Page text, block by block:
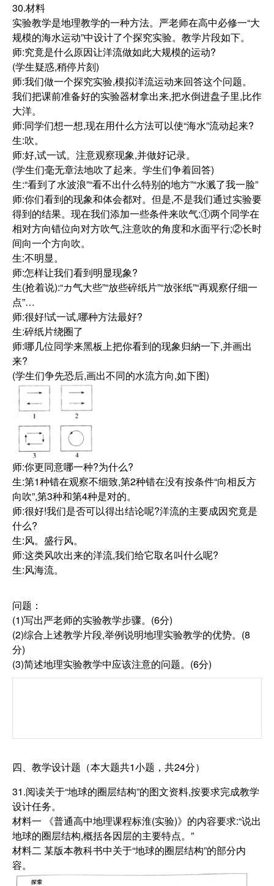
30.材料
实验教学是地理教学的一种方法。严老师在高中必修一“大
规模的海水运动”中设计了个探究实验。教学片段如下。
师:究竟是什么原因让洋流做如此大规模的运动?
(学生疑惑,稍停片刻)
师:我们做一个探究实验,模拟洋流运动来回答这个问题。
我们把课前准备好的实验器材拿出来,把水倒进盘子里,比作
大洋。
师:同学们想一想,现在用什么方法可以使“海水”流动起来?
生:吹。
师:好,试一试。注意观察现象,并做好记录。
(学生们毫无章法地吹了起来。学生们争着回答)
生:“看到了水波浪”“看不出什么特别的地方”“水溅了我一脸”
师:你们看到的现象和体会都对。但是,不是我们通过实验要
得到的结果。现在我们添加一些条件来吹气:①两个同学在
相对方向错位向对方吹气,注意吹的角度和水面平行;②长时
间向一个方向吹。
生:不明显。
师:怎样让我们看到明显现象?
生(抢着说):“カ气大些”“放些碎纸片”“放张纸”“再观察仔细一
点”…
师:很好!试一试,哪种方法最好?
生:碎纸片绕圈了
师:哪几位同学来黑板上把你看到的现象归納一下,并画出
来?
(学生们争先恐后,画出不同的水流方向,如下图)
师:你更同意哪一种?为什么?
生:第1种错在观察不细致,第2种错在没有按条件“向相反方
向吹”,第3种和第4种是对的。
师:很好!我们是否可以得出结论呢?洋流的主要成因究竟是
什么?
生:风。盛行风。
师:这类风吹出来的洋流,我们给它取名叫什么呢?
生:风海流。
问题：
(1)写出严老师的实验教学步骤。(6分)
(2)综合上述教学片段,举例说明地理实验教学的优势。(8
分)
(3)简述地理实验教学中应该注意的问题。(6分)
四、教学设计题（本大题共1小题，共24分）
31.阅读关于“地球的圈层结构”的图文资料,按要求完成教学
设计任务。
材料一 《普通高中地理课程标淮(实验)》的内容要求:“说出
地球的圈层结构,概括各因层的主要特点。”
材料二 某版本教科书中关于“地球的圈层结构”的部分内
容。